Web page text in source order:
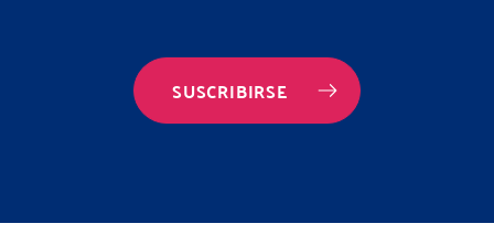
SUSCRIBIRSE